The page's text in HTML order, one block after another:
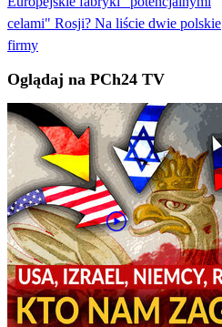
celami" Rosji? Na liście dwie polskie
firmy
Oglądaj na PCh24 TV